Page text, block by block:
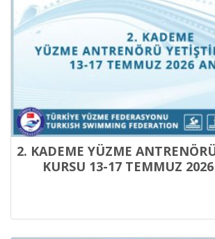
2. KADEME YÜZME
KURSU 13-17 TEMMUZ